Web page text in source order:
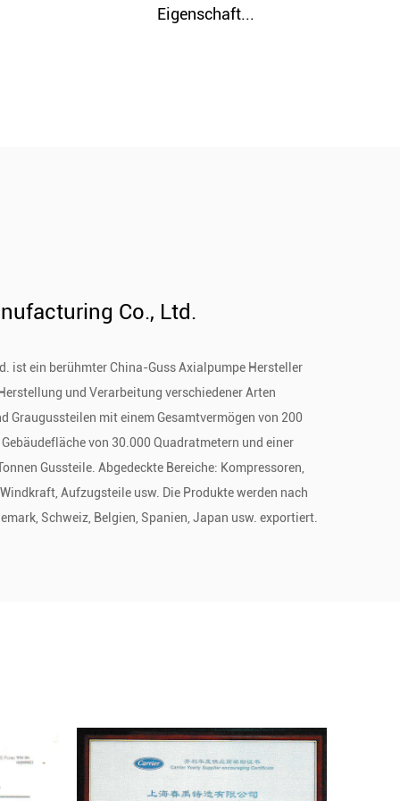
Gute Verschleißfestigkeit un...
Co., Ltd.
ist ein berühmterChina-Guss Axialpumpe Hersteller
und Verarbeitung verschiedener Arten
Graugussteilen mit einem Gesamtvermögen von 200
von 30.000 Quadratmetern und einer
Gussteile. Abgedeckte Bereiche: Kompressoren,
Aufzugsteile usw. Die Produkte werden nach
Schweiz, Belgien, Spanien, Japan usw. exportiert.